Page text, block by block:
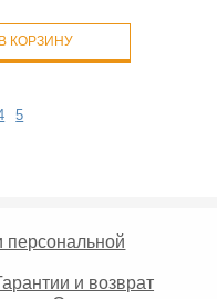
В КОРЗИНУ
5
персональной
и возврат